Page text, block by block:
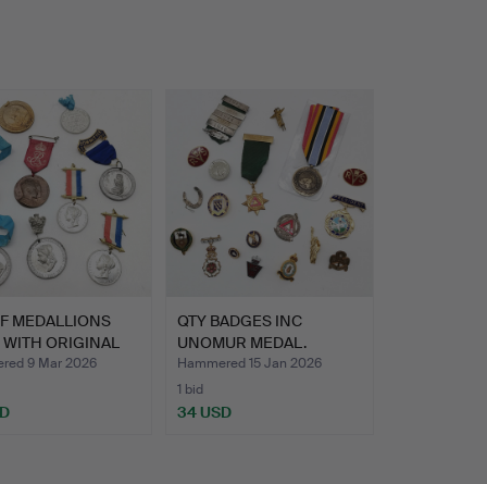
MEDALLIONS
WITH ORIGINAL
9 Mar 2026
QTY BADGES INC
UNOMUR MEDAL.
Hammered 15 Jan 2026
1 bid
34 USD